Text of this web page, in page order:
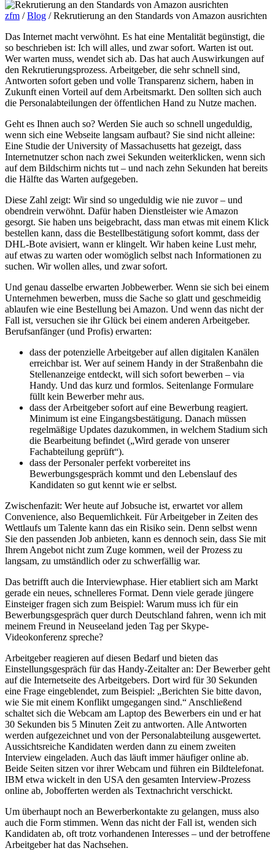
zfm /Blog /Rekrutierung an den Standards von Amazon ausrichten
Das Internet macht verwöhnt. Es hat eine Mentalität begünstigt, die
so beschrieben ist: Ich will alles, und zwar sofort. Warten ist out.
Wer warten muss, wendet sich ab. Das hat auch Auswirkungen auf
den Rekrutierungsprozess. Arbeitgeber, die sehr schnell sind,
Antworten sofort geben und volle Transparenz sichern, haben in
Zukunft einen Vorteil auf dem Arbeitsmarkt. Den sollten sich auch
die Personalabteilungen der öffentlichen Hand zu Nutze machen.
Geht es Ihnen auch so? Werden Sie auch so schnell ungeduldig,
wenn sich eine Webseite langsam aufbaut? Sie sind nicht alleine:
Eine Studie der University of Massachusetts hat gezeigt, dass
Internetnutzer schon nach zwei Sekunden weiterklicken, wenn sich
auf dem Bildschirm nichts tut – und nach zehn Sekunden hat bereits
die Hälfte das Warten aufgegeben.
Diese Zahl zeigt: Wir sind so ungeduldig wie nie zuvor – und
obendrein verwöhnt. Dafür haben Dienstleister wie Amazon
gesorgt. Sie haben uns beigebracht, dass man etwas mit einem Klick
bestellen kann, dass die Bestellbestätigung sofort kommt, dass der
DHL-Bote avisiert, wann er klingelt. Wir haben keine Lust mehr,
auf etwas zu warten oder womöglich selbst nach Informationen zu
suchen. Wir wollen alles, und zwar sofort.
Und genau dasselbe erwarten Jobbewerber. Wenn sie sich bei einem
Unternehmen bewerben, muss die Sache so glatt und geschmeidig
ablaufen wie eine Bestellung bei Amazon. Und wenn das nicht der
Fall ist, versuchen sie ihr Glück bei einem anderen Arbeitgeber.
Berufsanfänger (und Profis) erwarten:
dass der potenzielle Arbeitgeber auf allen digitalen Kanälen
erreichbar ist. Wer auf seinem Handy in der Straßenbahn die
Stellenanzeige entdeckt, will sich sofort bewerben – via
Handy. Und das kurz und formlos. Seitenlange Formulare
füllt kein Bewerber mehr aus.
dass der Arbeitgeber sofort auf eine Bewerbung reagiert.
Minimum ist eine Eingangsbestätigung. Danach müssen
regelmäßige Updates dazukommen, in welchem Stadium sich
die Bearbeitung befindet („Wird gerade von unserer
Fachabteilung geprüft“).
dass der Personaler perfekt vorbereitet ins
Bewerbungsgespräch kommt und den Lebenslauf des
Kandidaten so gut kennt wie er selbst.
Zwischenfazit: Wer heute auf Jobsuche ist, erwartet vor allem
Convenience, also Bequemlichkeit. Für Arbeitgeber in Zeiten des
Wettlaufs um Talente kann das ein Risiko sein. Denn selbst wenn
Sie den passenden Job anbieten, kann es dennoch sein, dass Sie mit
Ihrem Angebot nicht zum Zuge kommen, weil der Prozess zu
langsam, zu umständlich oder zu schwerfällig war.
Das betrifft auch die Interviewphase. Hier etabliert sich am Markt
gerade ein neues, schnelleres Format. Denn viele gerade jüngere
Einsteiger fragen sich zum Beispiel: Warum muss ich für ein
Bewerbungsgespräch quer durch Deutschland fahren, wenn ich mit
meinem Freund in Neuseeland jeden Tag per Skype-
Videokonferenz spreche?
Arbeitgeber reagieren auf diesen Bedarf und bieten das
Einstellungsgespräch für das Handy-Zeitalter an: Der Bewerber geht
auf die Internetseite des Arbeitgebers. Dort wird für 30 Sekunden
eine Frage eingeblendet, zum Beispiel: „Berichten Sie bitte davon,
wie Sie mit einem Konflikt umgegangen sind.“ Anschließend
schaltet sich die Webcam am Laptop des Bewerbers ein und er hat
30 Sekunden bis 5 Minuten Zeit zu antworten. Alle Antworten
werden aufgezeichnet und von der Personalabteilung ausgewertet.
Aussichtsreiche Kandidaten werden dann zu einem zweiten
Interview eingeladen. Auch das läuft immer häufiger online ab.
Beide Seiten sitzen vor ihrer Webcam und führen ein Bildtelefonat.
IBM etwa wickelt in den USA den gesamten Interview-Prozess
online ab, Jobofferten werden als Textnachricht verschickt.
Um überhaupt noch an Bewerberkontakte zu gelangen, muss also
auch die Form stimmen. Wenn das nicht der Fall ist, wenden sich
Kandidaten ab, oft trotz vorhandenen Interesses – und der betroffene
Arbeitgeber hat das Nachsehen.